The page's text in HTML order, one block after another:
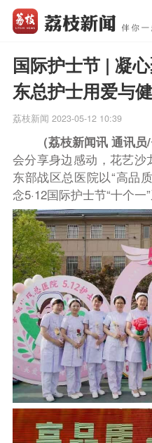
国际护士节 | 凝
东总护士用爱与
荔枝新闻 2023-05-12 10:39
（荔枝新闻讯 通讯员/
会分享身边感动，花艺沙
东部战区总医院以“高品
念5·12国际护士节“十个一”